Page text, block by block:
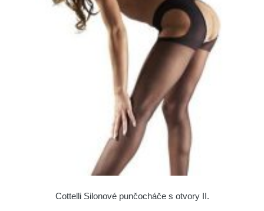
Cottelli Silonové punčocháče s otvory II.